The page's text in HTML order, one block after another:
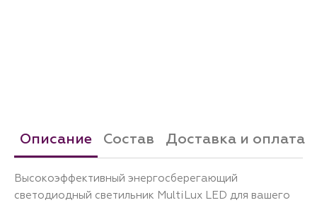
Описание Состав Доставка и оплата
Высокоэффективный энергосберегающий
светодиодный светильник MultiLux LED для вашего